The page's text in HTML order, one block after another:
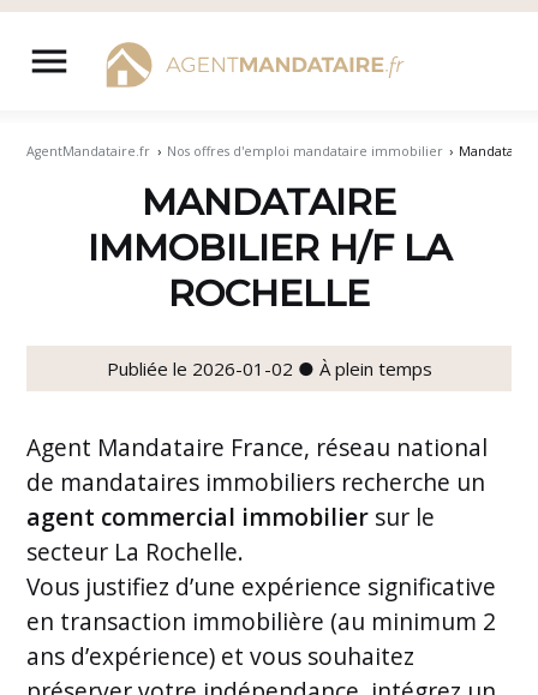
Aller
contenu
menu
AgentMandataire.fr › Nos offres d'emploi mandataire immobilier › Mandataire
MANDATAIRE
IMMOBILIER H/F LA
ROCHELLE
Publiée le 2026-01-02 ● À plein temps
Agent Mandataire France, réseau national
de mandataires immobiliers recherche un
agent commercial immobilier sur le
secteur La Rochelle.
Vous justifiez d’une expérience significative
en transaction immobilière (au minimum 2
ans d’expérience) et vous souhaitez